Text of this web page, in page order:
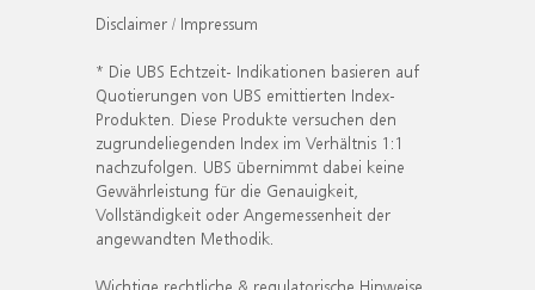
Disclaimer / Impressum
* Die UBS Echtzeit- Indikationen basieren auf
Quotierungen von UBS emittierten Index-
Produkten. Diese Produkte versuchen den
zugrundeliegenden Index im Verhältnis 1:1
nachzufolgen. UBS übernimmt dabei keine
Gewährleistung für die Genauigkeit,
Vollständigkeit oder Angemessenheit der
angewandten Methodik.